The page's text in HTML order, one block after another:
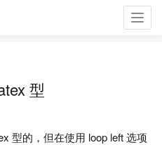
型
型的，但在使用 loop left 选项